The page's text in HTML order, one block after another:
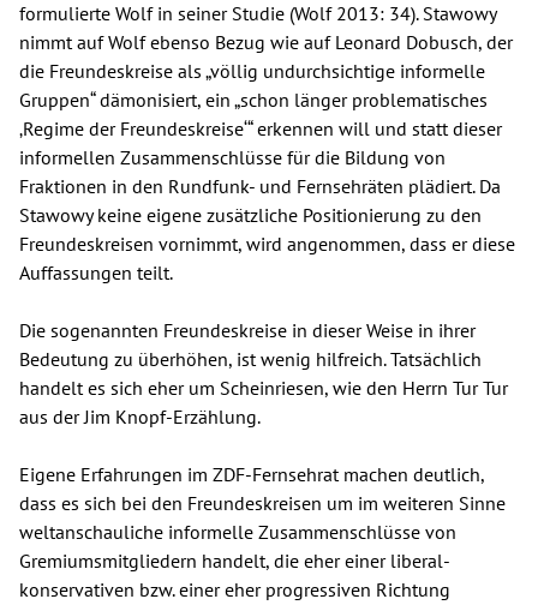
formulierte Wolf in seiner Studie (Wolf 2013: 34). Stawowy
nimmt auf Wolf ebenso Bezug wie auf Leonard Dobusch, der
die Freundeskreise als „völlig undurchsichtige informelle
Gruppen“ dämonisiert, ein „schon länger problematisches
‚Regime der Freundeskreise‘“ erkennen will und statt dieser
informellen Zusammenschlüsse für die Bildung von
Fraktionen in den Rundfunk- und Fernsehräten plädiert. Da
Stawowy keine eigene zusätzliche Positionierung zu den
Freundeskreisen vornimmt, wird angenommen, dass er diese
Auffassungen teilt.
Die sogenannten Freundeskreise in dieser Weise in ihrer
Bedeutung zu überhöhen, ist wenig hilfreich. Tatsächlich
handelt es sich eher um Scheinriesen, wie den Herrn Tur Tur
aus der Jim Knopf-Erzählung.
Eigene Erfahrungen im ZDF-Fernsehrat machen deutlich,
dass es sich bei den Freundeskreisen um im weiteren Sinne
weltanschauliche informelle Zusammenschlüsse von
Gremiumsmitgliedern handelt, die eher einer liberal-
konservativen bzw. einer eher progressiven Richtung